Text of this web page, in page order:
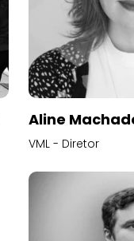
Aline
VML - Diretor